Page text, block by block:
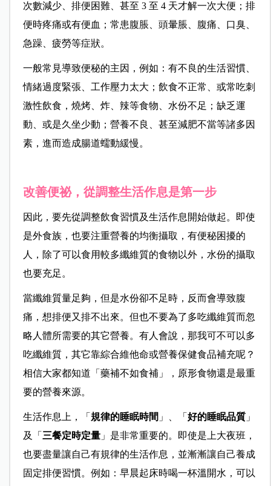
次數減少、排便困難、甚至 3 至 4 天才解一次大便；排
便時疼痛或有便血；常患腹脹、頭暈脹、腹痛、口臭、
急躁、疲勞等症狀。
一般常見導致便秘的主因，例如：有不良的生活習慣、
情緒過度緊張、工作壓力太大；飲食不正常、或常吃刺
激性飲食，燒烤、炸、辣等食物、水份不足；缺乏運
動、或是久坐少動；營養不良、甚至減肥不當等諸多因
素，進而造成腸道蠕動緩慢。
改善便祕，從調整生活作息是第一步
因此，要先從調整飲食習慣及生活作息開始做起。即使
是外食族，也要注重營養的均衡攝取，有便秘困擾的
人，除了可以食用較多纖維質的食物以外，水份的攝取
也要充足。
當纖維質量足夠，但是水份卻不足時，反而會導致腹
痛，想排便又排不出來。但也不要為了多吃纖維質而忽
略人體所需要的其它營養。有人會說，那我可不可以多
吃纖維質，其它靠綜合維他命或營養保健食品補充呢？
相信大家都知道「藥補不如食補」，原形食物還是最重
要的營養來源。
生活作息上，「 規律的睡眠時間 」、「 好的睡眠品質」
及「 三餐定時定量」是非常重要的。
即使是上大夜班，
也要盡量讓自己有規律的生活作息，並漸漸讓自己養成
固定排便習慣。例如：早晨起床時喝一杯溫開水，可以